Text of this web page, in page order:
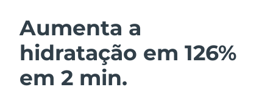
Aumenta a
hidratação em 126%
em 2 min.
Limpeza facial
Áustria
Barein Entrega prevista8/10/26
Bélgica